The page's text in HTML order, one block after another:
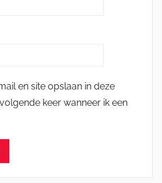
en site opslaan in deze
keer wanneer ik een